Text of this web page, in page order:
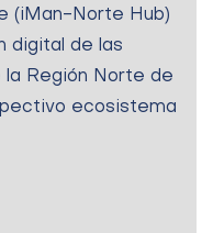
(iMan-Norte Hub)
digital de las
Región Norte de
ecosistema